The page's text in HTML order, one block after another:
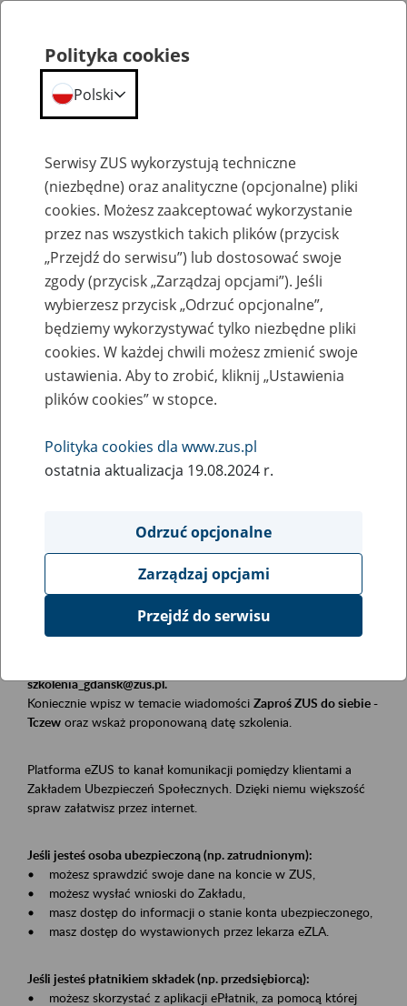
Szkolenia
Zaproś ZUS do siebie: eZUS, wizyty
rezerwowane, e-wizyty, Aktywni 50+
Rodzaj wydarzenia
Szkolenia
Obszar merytoryczny
Płatnicy, ubezpieczeni, świadczeniobiorcy
Opis wydarzenia
Szkolenie stacjonarne w siedzibie firmy, instytucji, urzędu.
szkolenia_gdansk@zus.pl.
Koniecznie wpisz w temacie wiadomości Zaproś ZUS do siebie -
Tczew oraz wskaż proponowaną datę szkolenia.
Platforma eZUS to kanał komunikacji pomiędzy klientami a
Zakładem Ubezpieczeń Społecznych. Dzięki niemu większość
spraw załatwisz przez internet.
Jeśli jesteś osoba ubezpieczoną (np. zatrudnionym):
• możesz sprawdzić swoje dane na koncie w ZUS,
• możesz wysłać wnioski do Zakładu,
• masz dostęp do informacji o stanie konta ubezpieczonego,
• masz dostęp do wystawionych przez lekarza eZLA.
Jeśli jesteś płatnikiem składek (np. przedsiębiorcą):
• możesz skorzystać z aplikacji ePłatnik, za pomocą której
Polityka cookies
Polski
Serwisy ZUS wykorzystują techniczne
(niezbędne) oraz analityczne (opcjonalne) pliki
cookies. Możesz zaakceptować wykorzystanie
przez nas wszystkich takich plików (przycisk
„Przejdź do serwisu”) lub dostosować swoje
zgody (przycisk „Zarządzaj opcjami”). Jeśli
wybierzesz przycisk „Odrzuć opcjonalne”,
będziemy wykorzystywać tylko niezbędne pliki
cookies. W każdej chwili możesz zmienić swoje
ustawienia. Aby to zrobić, kliknij „Ustawienia
plików cookies” w stopce.
Polityka cookies dla www.zus.pl
ostatnia aktualizacja 19.08.2024 r.
Odrzuć opcjonalne
Zarządzaj opcjami
Przejdź do serwisu